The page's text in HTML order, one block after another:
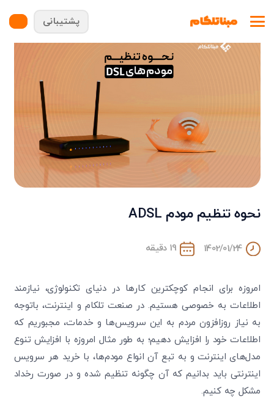
پشتیبانی
نحوه تنظیم مودم ADSL
1402/01/24 19 دقیقه
امروزه برای انجام کوچکترین کارها در دنیای تکنولوژی، نیازمند
اطلاعات به خصوصی هستیم. در صنعت تلکام و اینترنت، باتوجه
به نیاز روزافزون مردم به این سرویس‌ها و خدمات، مجبوریم که
اطلاعات خود را افزایش دهیم؛ به طور مثال امروزه با افزایش تنوع
مدل‌های اینترنت و به تبع آن انواع مودم‌ها، با خرید هر سرویس
اینترنتی باید بدانیم که آن چگونه تنظیم شده و در صورت رخداد
مشکل چه کنیم.